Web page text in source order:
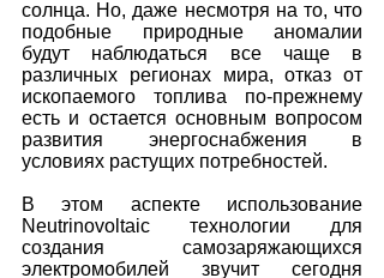
солнца. Но, даже несмотря на то, что
подобные природные аномалии
будут наблюдаться все чаще в
различных регионах мира, отказ от
ископаемого топлива по-прежнему
есть и остается основным вопросом
развития энергоснабжения в
условиях растущих потребностей.
В этом аспекте использование
Neutrinovoltaic технологии для
создания самозаряжающихся
электромобилей звучит сегодня